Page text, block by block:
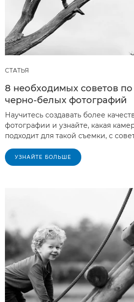
СТАТЬЯ
8 необходимых советов
черно-белых фотографий
Научитесь создавать более
фотографии и узнайте, какая
подходит для такой съемки, с
УЗНАЙТЕ БОЛЬШЕ